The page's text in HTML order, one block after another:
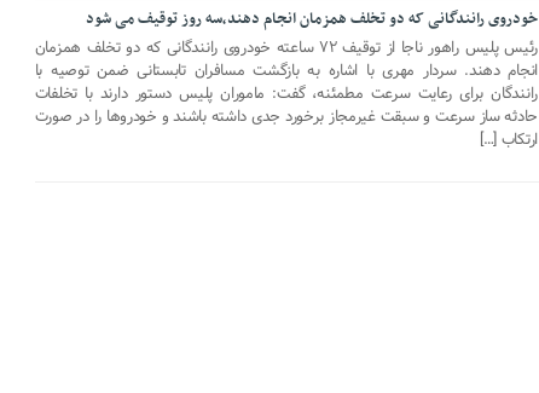
خودروی رانندگانی که دو تخلف همزمان انجام دهند،سه روز توقیف می شود
رئیس پلیس راهور ناجا از توقیف ۷۲ ساعته خودروی رانندگانی که دو تخلف همزمان
انجام دهند. سردار مهری با اشاره به بازگشت مسافران تابستانی ضمن توصیه با
رانندگان برای رعایت سرعت مطمئنه، گفت: ماموران پلیس دستور دارند با تخلفات
حادثه ساز سرعت و سبقت غیرمجاز برخورد جدی داشته باشند و خودروها را در صورت
ارتکاب […]